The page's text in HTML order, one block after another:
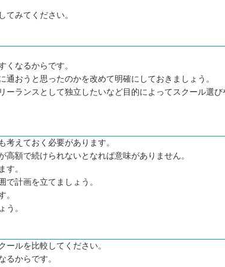
てみてください。
くなるからです。
おうと思ったのかを改めて明確にしておきましょう。
ランスとして独立したいなど目的によってスクール選び
えておく必要があります。
額で続けられないとなれば意味がありません。
す。
で計画を立てましょう。
。
う。
ルを比較してください。
るからです。